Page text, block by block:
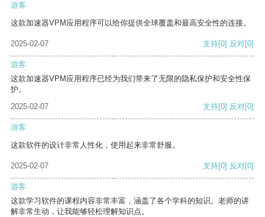
游客
这款加速器VPM应用程序可以给你提供全球覆盖和最高安全性的连接。
2025-02-07 支持[0] 反对[0]
游客
这款加速器VPM应用程序已经为我们带来了无限的隐私保护和安全性保
护。
2025-02-07
支持[0] 反对[0]
游客
这款软件的设计非常人性化，使用起来非常舒服。
2025-02-07 支持[0] 反对[0]
游客
这款学习软件的课程内容非常丰富，涵盖了各个学科的知识。老师的讲
解非常生动，让我能够轻松理解知识点。